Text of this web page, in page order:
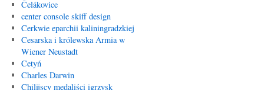
Čelákovice
center console skiff design
Cerkwie eparchii kaliningradzkiej
Cesarska i królewska Armia w
Wiener Neustadt
Cetyń
Charles Darwin
Chilijscy medaliści igrzysk